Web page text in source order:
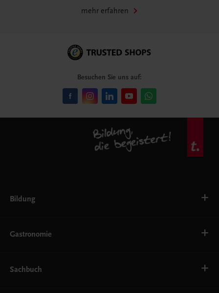
mehr erfahren
Besuchen Sie uns auf:
Bildung
AHS
EWF/ZWF
FW
Gastronomie
Getränke
Sachbuch